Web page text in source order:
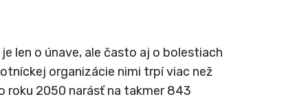
len o únave, ale často aj o bolestiach
organizácie nimi trpí viac než
roku 2050 narásť na takmer 843